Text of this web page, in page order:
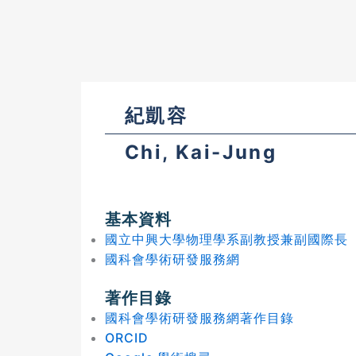
紀凱容
Chi, Kai-Jung
基本資料
國立中興大學物理學系副教授兼副國際長
國科會學術研發服務網
著作目錄
國科會學術研發服務網著作目錄
ORCID